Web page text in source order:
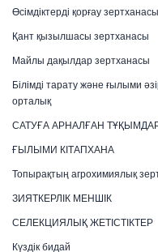
Өсімдіктерді қорғау зертханасы
Қант қызылшасы зертханасы
Майлы дақылдар зертханасы
Білімді тарату және ғылыми
орталық
САТУҒА АРНАЛҒАН
ҒЫЛЫМИ КІТАПХАНА
Топырақтың агрохимиялық
ЗИЯТКЕРЛІК МЕНШІК
СЕЛЕКЦИЯЛЫҚ ЖЕТІСТІКТЕР
Күздік бидай